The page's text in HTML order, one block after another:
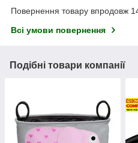
Повернення товару впродовж
Всі умови повернення
Подібні товари компанії